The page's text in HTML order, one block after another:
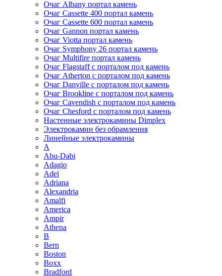
Очаг Albany портал камень
Очаг Cassette 400 портал камень
Очаг Cassette 600 портал камень
Очаг Gannon портал камень
Очаг Viotta портал камень
Очаг Symphony 26 портал камень
Очаг Multifire портал камень
Очаг Flagstaff с порталом под камень
Очаг Atherton с порталом под камень
Очаг Danville с порталом под камень
Очаг Brookline с порталом под камень
Очаг Cavendish с порталом под камень
Очаг Chesford с порталом под камень
Настенные электрокамины Dimplex
Электрокамин без обрамления
Линейные электрокамины
A
Abu-Dabi
Adagio
Adel
Adriana
Alexandria
Amalfi
America
Ampir
Athena
B
Bern
Boston
Boxx
Bradford